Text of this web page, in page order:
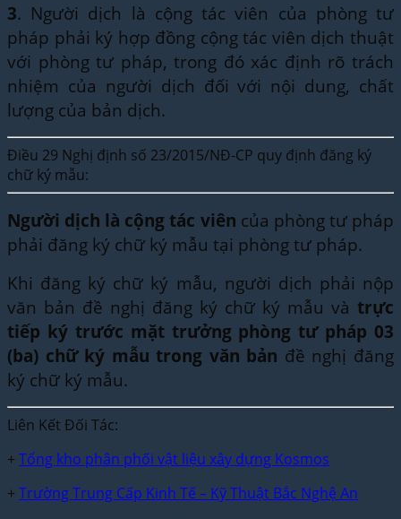
3. Người dịch là cộng tác viên của phòng tư
pháp phải ký hợp đồng cộng tác viên dịch thuật
với phòng tư pháp, trong đó xác định rõ trách
nhiệm của người dịch đối với nội dung, chất
lượng của bản dịch.
Điều 29 Nghị định số 23/2015/NĐ-CP quy định đăng ký
chữ ký mẫu:
Người dịch là cộng tác viên của phòng tư pháp
phải đăng ký chữ ký mẫu tại phòng tư pháp.
Khi đăng ký chữ ký mẫu, người dịch phải nộp
văn bản đề nghị đăng ký chữ ký mẫu và trực
tiếp ký trước mặt trưởng phòng tư pháp 03
(ba) chữ ký mẫu trong văn bản đề nghị đăng
ký chữ ký mẫu.
Liên Kết Đối Tác:
+ Tổng kho phân phối vật liệu xây dựng Kosmos
+ Trường Trung Cấp Kinh Tế – Kỹ Thuật Bắc Nghệ An